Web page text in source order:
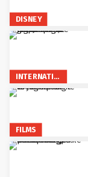
DISNEY
INTERNATIONAL
FILMS